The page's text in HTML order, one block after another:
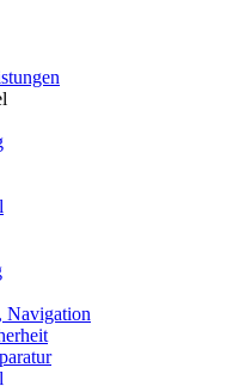
Navigation